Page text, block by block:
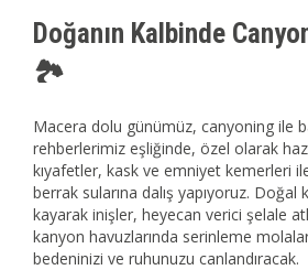
Doğanın Kalbinde
🏞️
Macera dolu günümüz, canyoning ile
rehberlerimiz eşliğinde, özel olarak
kıyafetler, kask ve emniyet kemerleri
berrak sularına dalış yapıyoruz. Doğal
kayarak inişler, heyecan verici şelale
kanyon havuzlarında serinleme
bedeninizi ve ruhunuzu canlandıracak.